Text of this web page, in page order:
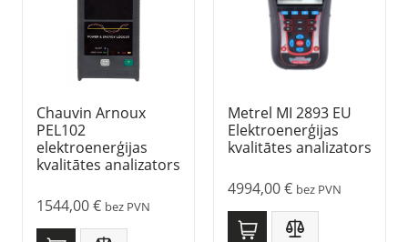
Chauvin Arnoux
PEL102
elektroenerģijas
kvalitātes analizators
1544,00€ bez PVN
Metrel MI 2893 EU
Elektroenerģijas
kvalitātes analizators
4994,00€ bez PVN